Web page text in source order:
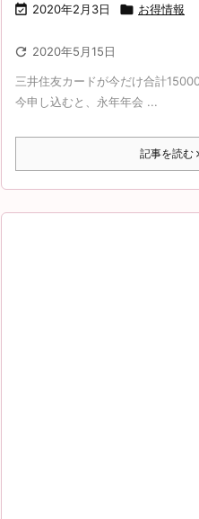
 2020年2月3日  お得情報
 2020年5月15日
三井住友カードが今だけ合計
今申し込むと、永年年会 ...
記事を読む